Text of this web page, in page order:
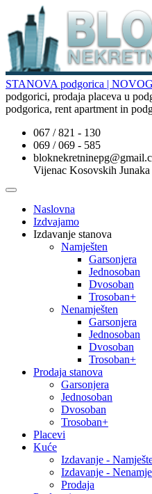
STANOVA podgorica |
podgorici, prodaja placeva u
podgorica, rent apartment in
067 / 821 - 130
069 / 069 - 585
Vijenac Kosovskih
Naslovna
Izdvajamo
Izdavanje stanova
Namješten
Garsonjera
Jednosoban
Dvosoban
Trosoban+
Nenamješten
Garsonjera
Jednosoban
Dvosoban
Trosoban+
Prodaja stanova
Garsonjera
Jednosoban
Dvosoban
Trosoban+
Placevi
Kuće
Izdavanje -
Izdavanje -
Prodaja